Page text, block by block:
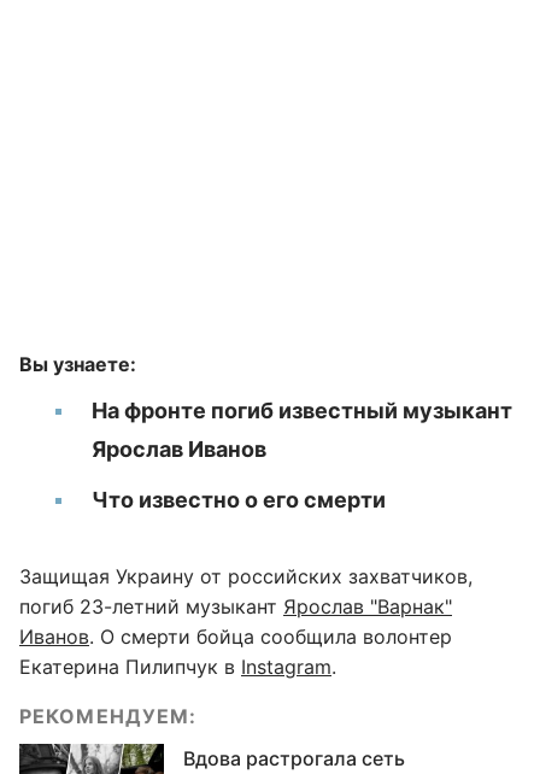
Вы узнаете:
На фронте погиб известный музыкант
Ярослав Иванов
Что известно о его смерти
Защищая Украину от российских захватчиков,
погиб 23-летний музыкант Ярослав "Варнак"
Иванов. О смерти бойца сообщила волонтер
Екатерина Пилипчук в Instagram.
РЕКОМЕНДУЕМ:
Вдова растрогала сеть